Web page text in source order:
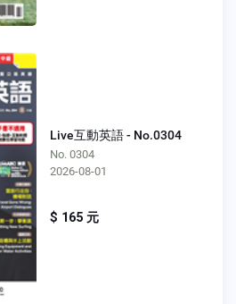
Live互動英語 - No.0304
No. 0304
2026-08-01
$ 165 元